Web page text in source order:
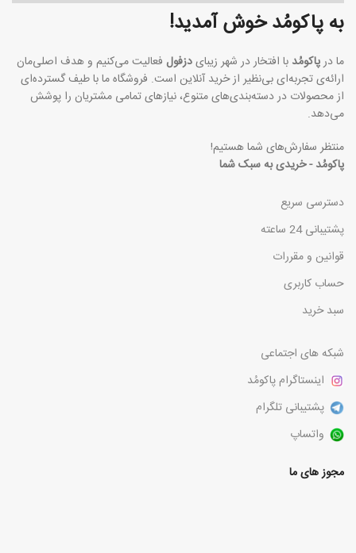
به پاکومُد خوش آمدید!
ما درپاکومُد با افتخار در شهر زیبایدزفول فعالیت می‌کنیم و هدف اصلی‌مان
ارائه‌ی تجربه‌ای بی‌نظیر از خرید آنلاین است. فروشگاه ما با طیف گسترده‌ای
از محصولات در دسته‌بندی‌های متنوع، نیازهای تمامی مشتریان را پوشش
می‌دهد.
منتظر سفارش‌های شما هستیم!
پاکومُد - خریدی به سبک شما
دسترسی سریع
پشتیبانی 24 ساعته
قوانین و مقررات
حساب کاربری
سبد خرید
شبکه های اجتماعی
اینستاگرام پاکومُد
پشتیبانی تلگرام
واتساپ
مجوز های ما